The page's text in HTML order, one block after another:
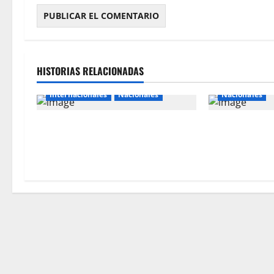
HISTORIAS RELACIONADAS
Internacionales Nacionales Nacionales